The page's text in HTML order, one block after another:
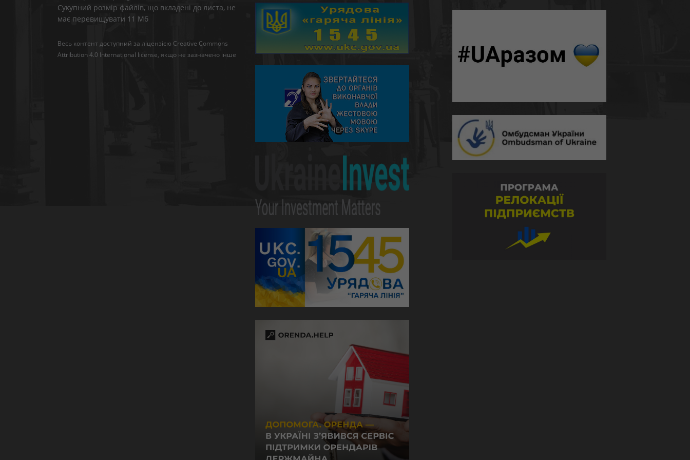
Сукупний розмір файлів, що вкладені до листа, не
має перевищувати 11 Мб
Весь контент доступний за ліцензією Creative Commons
Attribution 4.0 International license, якщо не зазначено інше